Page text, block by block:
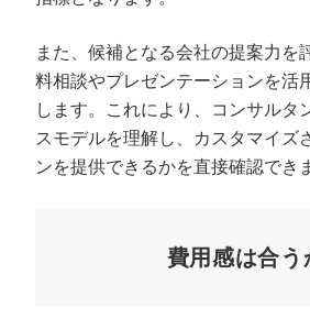
また、候補となる会社の提案力を
料相談やプレゼンテーションを活
します。これにより、コンサルタ
スモデルを理解し、カスタマイズ
ンを提供できるかを直接確認でき
費用感は合う